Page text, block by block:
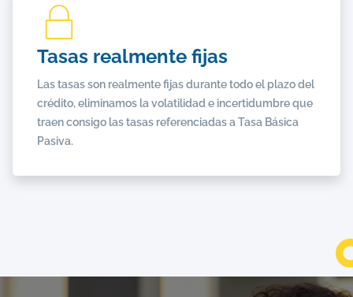
Tasas realmente fijas
Las tasas son realmente fijas durante todo el plazo del
crédito, eliminamos la volatilidad e incertidumbre que
traen consigo las tasas referenciadas a Tasa Básica
Pasiva.